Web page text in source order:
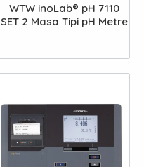
WTW inoLab® pH 7110
SET 2 Masa Tipi pH Metre